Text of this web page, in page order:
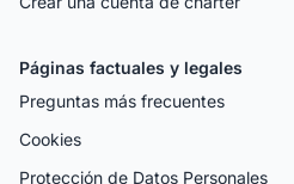
Páginas factuales y legales
Preguntas más frecuentes
Cookies
Protección de Datos Personales